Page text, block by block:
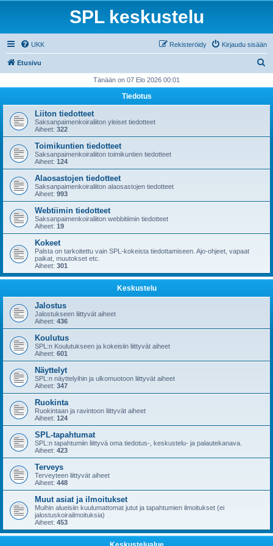
SPL keskustelu
UKK Kirjaudu sisään
Rekisteröidy
Etusivu
i
Tänään on 07 Elo 2026 00:01
Tiedotus
Liiton tiedotteet
Saksanpaimenkoiraliiton yleiset tiedotteet
Aiheet: 322
Toimikuntien tiedotteet
Saksanpaimenkoiraliiton toimikuntien tiedotteet
Aiheet: 124
Alaosastojen tiedotteet
Saksanpaimenkoiraliiton alaosastojen tiedotteet
Aiheet: 993
Webtiimin tiedotteet
Saksanpaimenkoiraliiton webbitiimin tiedotteet
Aiheet: 19
Kokeet
Palsta on tarkoitettu vain SPL-kokeista tiedottamiseen. Ajo-ohjeet, vapaat
paikat, muutokset etc.
Aiheet: 301
Keskustelu
Jalostus
Jalostukseen liittyvät aiheet
Aiheet: 436
Koulutus
SPL:n Koulutukseen ja kokeisiin liittyvät aiheet
Aiheet: 601
Näyttelyt
SPL:n näyttelyihin ja ulkomuotoon liittyvät aiheet
Aiheet: 347
Ruokinta
Ruokintaan ja ravintoon liittyvät aiheet
Aiheet: 124
SPL-tapahtumat
SPL:n tapahtumiin liittyvä oma tiedotus-, keskustelu- ja palautekanava.
Aiheet: 423
Terveys
Terveyteen liittyvät aiheet
Aiheet: 448
Muut asiat ja ilmoitukset
Muihin alueisiin kuulumattomat jutut ja tapahtumien ilmoitukset (ei
jalostuskoirailmoituksia)
Aiheet: 453